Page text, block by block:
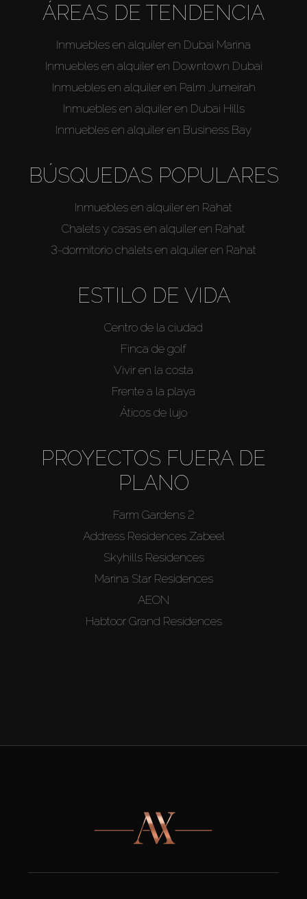
ÁREAS DE TENDENCIA
Inmuebles en alquiler en Dubai Marina
Inmuebles en alquiler en Downtown Dubai
Inmuebles en alquiler en Palm Jumeirah
Inmuebles en alquiler en Dubai Hills
Inmuebles en alquiler en Business Bay
BÚSQUEDAS POPULARES
Inmuebles en alquiler en Rahat
Chalets y casas en alquiler en Rahat
3-dormitorio chalets en alquiler en Rahat
ESTILO DE VIDA
Centro de la ciudad
Finca de golf
Vivir en la costa
Frente a la playa
Áticos de lujo
PROYECTOS FUERA DE
PLANO
Farm Gardens 2
Address Residences Zabeel
Skyhills Residences
Marina Star Residences
AEON
Habtoor Grand Residences